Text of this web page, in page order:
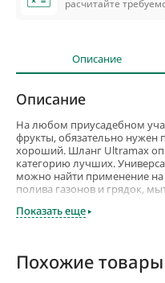
расчитайте
Описание
Описание
На любом приусадебном
фрукты, обязательно
хороший. Шланг Ultramax
категорию лучших.
можно найти применение на
полива газонов и грядок,
комфортную эксплуатацию,
Кроме всего прочего, шланг
Показать еще
Похожие товары